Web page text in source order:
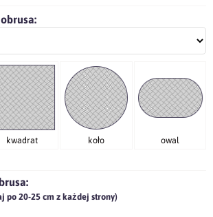
kwadrat koło owal
po 20-25 cm z każdej strony)